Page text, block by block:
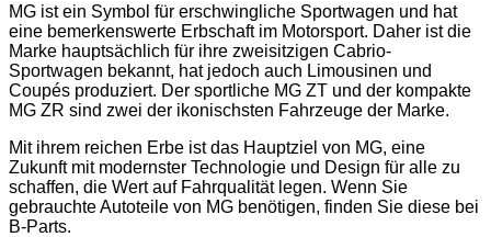
MG ist ein Symbol für erschwingliche Sportwagen und hat
eine bemerkenswerte Erbschaft im Motorsport. Daher ist die
Marke hauptsächlich für ihre zweisitzigen Cabrio-
Sportwagen bekannt, hat jedoch auch Limousinen und
Coupés produziert. Der sportliche MG ZT und der kompakte
MG ZR sind zwei der ikonischsten Fahrzeuge der Marke.
Mit ihrem reichen Erbe ist das Hauptziel von MG, eine
Zukunft mit modernster Technologie und Design für alle zu
schaffen, die Wert auf Fahrqualität legen. Wenn Sie
gebrauchte Autoteile von MG benötigen, finden Sie diese bei
B-Parts.